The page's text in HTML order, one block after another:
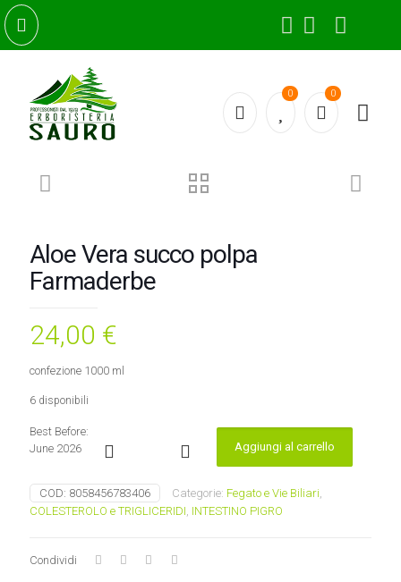
0 0
Aloe Vera succo polpa
Farmaderbe
24,00 €
confezione 1000 ml
6 disponibili
Best Before:
June 2026
Aloe
succo
polpa
Aggiungi al carrello
COD: 8058456783406 Categorie: Fegato e Vie Biliari,
COLESTEROLO e TRIGLICERIDI, INTESTINO PIGRO
Condividi